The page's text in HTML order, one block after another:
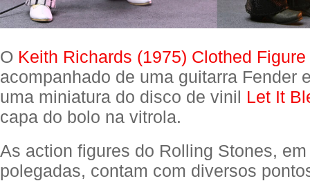
O Keith Richards (1975) Clothed Figure
acompanhado de uma guitarra Fender
uma miniatura do disco de vinil Let It
capa do bolo na vitrola.
As action figures do Rolling Stones, em
polegadas, contam com diversos